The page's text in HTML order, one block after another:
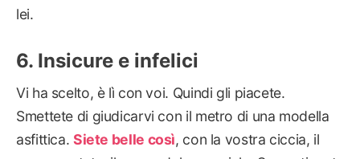
lei.
Insicure e infelici
Vi ha scelto, è lì con voi. Quindi gli piacete.
Smettete di giudicarvi con il metro di una modella
asfittica. Siete belle così, con la vostra ciccia, il